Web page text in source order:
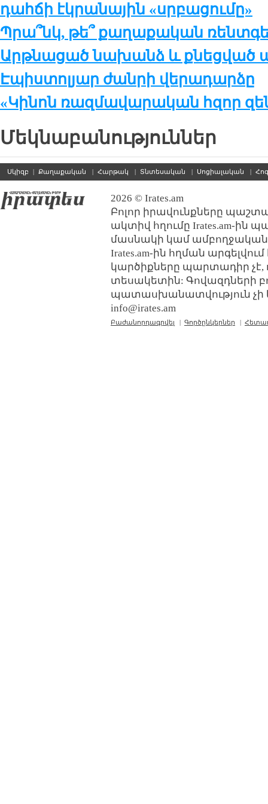
դահճի էկրանային «սրբացումը»
Պրա՞նկ, թե՞ քաղաքական
Արթնացած նախանձ և քնեցված
Էպիստոլյար ժանրի վերադարձը
«Կինոն ռազմավարական հզոր
Մեկնաբանություններ
Սկիզբ | Քաղաքական | Հարթակ | Տնտեսական | Սոցիալական |
2026 © Irates.am
Բոլոր իրավունքները
ակտիվ հղումը Irates.am-ին
մասնակի կամ ամբողջական
Irates.am-ին հղման
կարծիքները պարտադիր չէ,
տեսակետին: Գովազդների
պատասխանատվություն չի
info@irates.am
Բաժանորդագրվել | Գործընկերներ |